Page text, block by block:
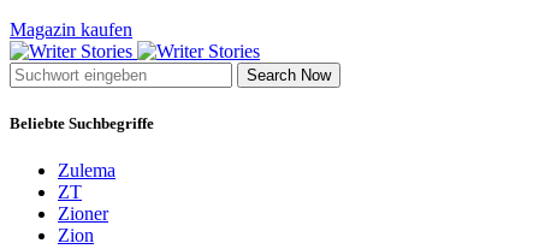
Magazin kaufen
Search Now
Beliebte Suchbegriffe
Zulema
ZT
Zioner
Zion